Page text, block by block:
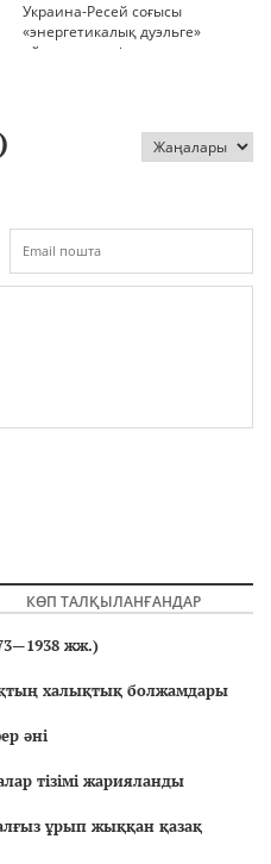
Украина-Ресей соғысы
«энергетикалық дуэльге»
айналып кетті
КӨП ТАЛҚЫЛАНҒАНДАР
жж.)
халықтық болжамдары
әні
тізімі жарияланды
ұрып жыққан қазақ